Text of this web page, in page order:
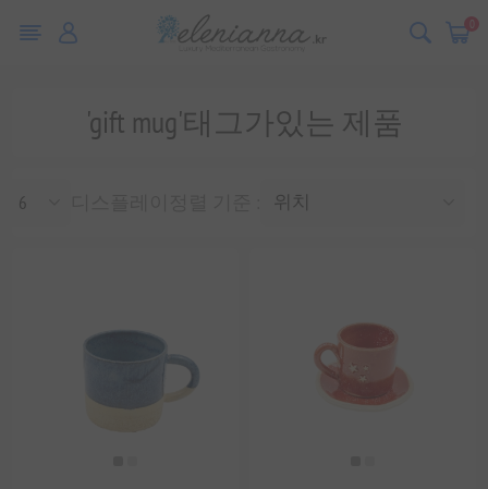
0
'gift mug'태그가있는 제품